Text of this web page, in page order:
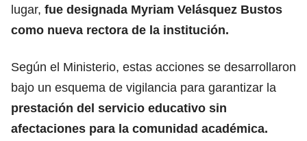
lugar, fue designada Myriam Velásquez Bustos
como nueva rectora de la institución.
Según el Ministerio, estas acciones se desarrollaron
bajo un esquema de vigilancia para garantizar la
prestación del servicio educativo sin
afectaciones para la comunidad académica.